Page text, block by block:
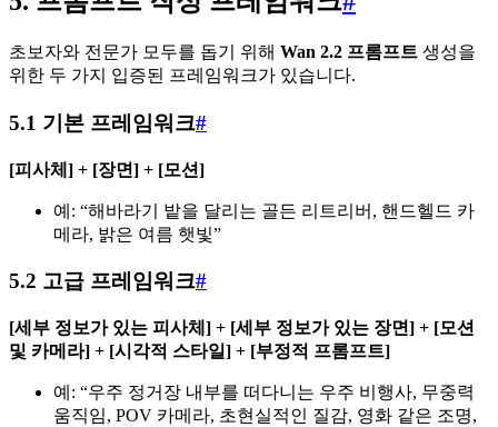
초보자와 전문가 모두를 돕기 위해 Wan 2.2 프롬프트 생성을
위한 두 가지 입증된 프레임워크가 있습니다.
5.1 기본 프레임워크#
[피사체] + [장면] + [모션]
예: “해바라기 밭을 달리는 골든 리트리버, 핸드헬드 카
메라, 밝은 여름 햇빛”
5.2 고급 프레임워크#
[세부 정보가 있는 피사체] + [세부 정보가 있는 장면] + [모션
및 카메라] + [시각적 스타일] + [부정적 프롬프트]
예: “우주 정거장 내부를 떠다니는 우주 비행사, 무중력
움직임, POV 카메라, 초현실적인 질감, 영화 같은 조명,